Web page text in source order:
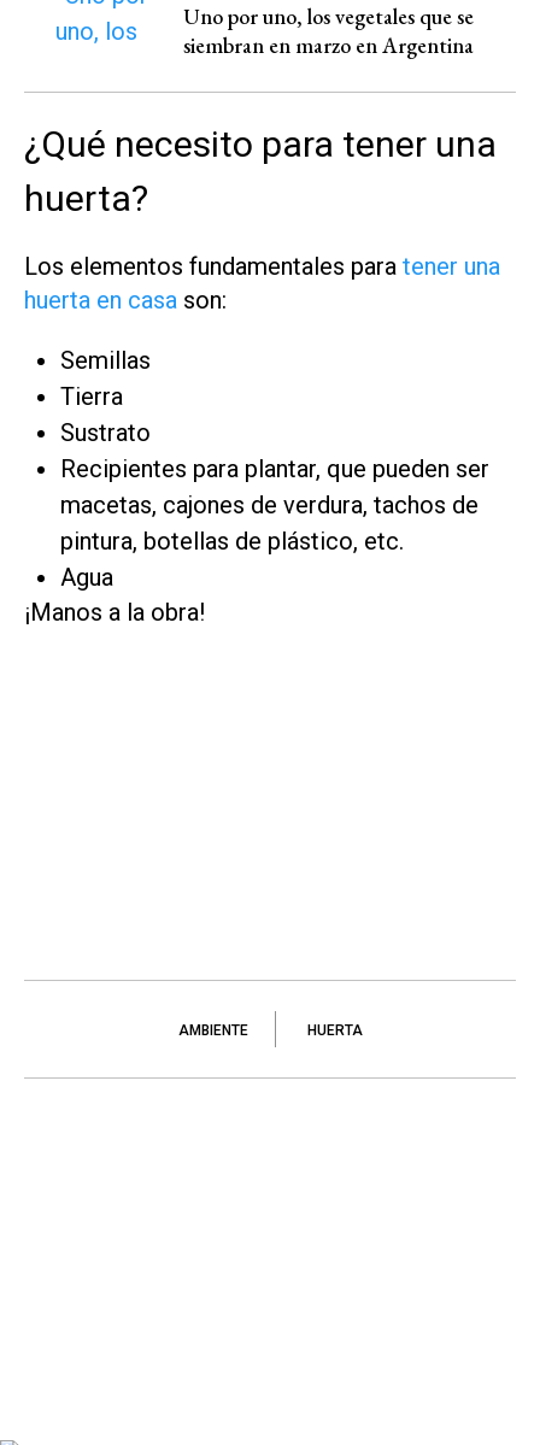
Uno por uno, los vegetales que se
siembran en marzo en Argentina
¿Qué necesito para tener una
huerta?
Los elementos fundamentales para tener una
huerta en casa son:
Semillas
Tierra
Sustrato
Recipientes para plantar, que pueden ser
macetas, cajones de verdura, tachos de
pintura, botellas de plástico, etc.
Agua
¡Manos a la obra!
AMBIENTE HUERTA